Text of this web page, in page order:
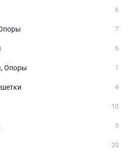
6
7
6
Опоры 1
4
10
5
20